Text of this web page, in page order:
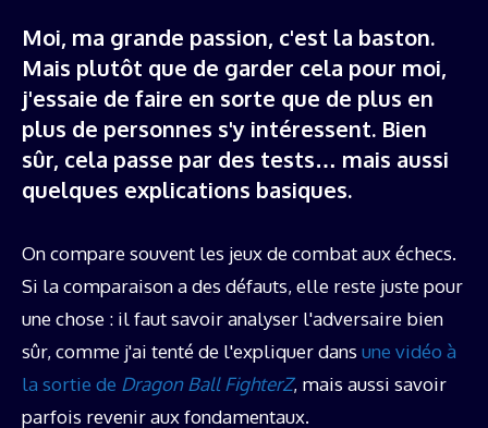
Moi, ma grande passion, c'est la baston.
Mais plutôt que de garder cela pour moi,
j'essaie de faire en sorte que de plus en
plus de personnes s'y intéressent. Bien
sûr, cela passe par des tests… mais aussi
quelques explications basiques.
On compare souvent les jeux de combat aux échecs.
Si la comparaison a des défauts, elle reste juste pour
une chose : il faut savoir analyser l'adversaire bien
sûr, comme j'ai tenté de l'expliquer dans une vidéo à
la sortie de Dragon Ball FighterZ, mais aussi savoir
parfois revenir aux fondamentaux.